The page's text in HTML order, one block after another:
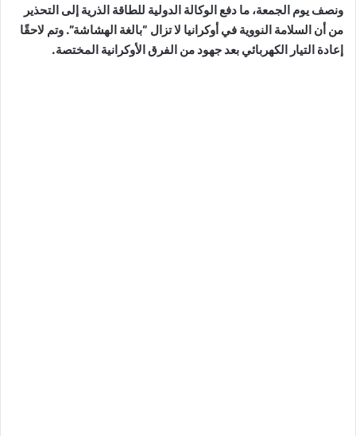
ونصف يوم الجمعة، ما دفع الوكالة الدولية للطاقة الذرية إلى التحذير
من أن السلامة النووية في أوكرانيا لا تزال “بالغة الهشاشة”. وتم لاحقًا
إعادة التيار الكهربائي بعد جهود من الفرق الأوكرانية المختصة.